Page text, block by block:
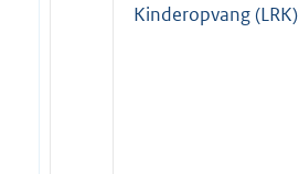
Kinderopvang (LRK)